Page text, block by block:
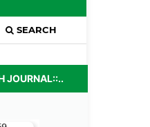
SEARCH
JOURNAL::..